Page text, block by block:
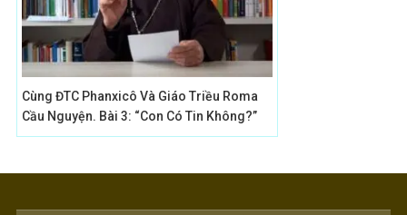
Cùng ĐTC Phanxicô Và Giáo Triều Roma
Cầu Nguyện. Bài 3: “Con Có Tin Không?”